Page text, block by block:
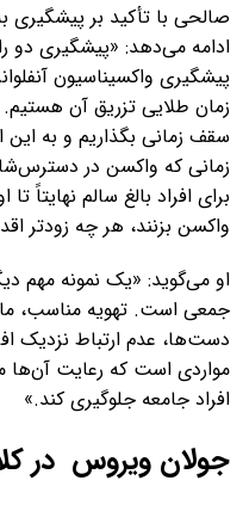
صالحی با تأکید بر پیشگیری
ادامه می‌دهد: «پیشگیری دو
پیشگیری واکسیناسیون
زمان طلایی تزریق آن هستیم.
سقف زمانی بگذاریم و به
زمانی که واکسن در
برای افراد بالغ سالم نهایتاً
واکسن بزنند، هر چه زودتر
او می‌گوید: «یک نمونه مهم
جمعی است. تهویه مناسب،
دست‌ها، عدم ارتباط نزدیک
مواردی است که رعایت آن‌ها
افراد جامعه جلوگیری کند.»
جولان ویروس در